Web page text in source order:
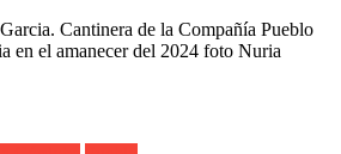
Cantinera de la Compañía Pueblo
en el amanecer del 2024 foto Nuria